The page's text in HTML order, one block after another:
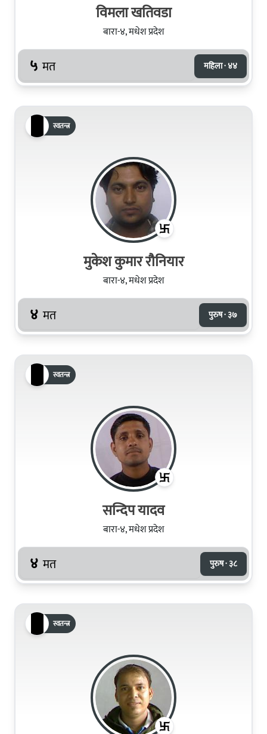
विमला खतिवडा
बारा-४, मधेश प्रदेश
५ मत महिला · ४४
स्वतन्त्र
मुकेश कुमार रौनियार
बारा-४, मधेश प्रदेश
४ मत पुरुष · ३७
स्वतन्त्र
सन्दिप यादव
बारा-४, मधेश प्रदेश
४ मत पुरुष · ३८
स्वतन्त्र